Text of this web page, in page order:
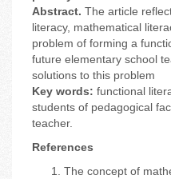
Abstract. The article
literacy, mathematical
problem of forming a
future elementary school
solutions to this problem
Key words: functional
students of pedagogical
teacher.
References
The concept of